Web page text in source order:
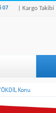
07 | Kargo Takibi |
Konu